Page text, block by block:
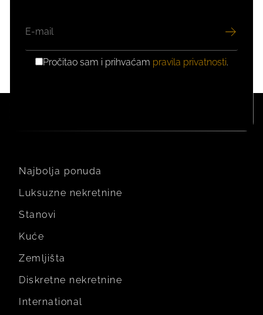
GDPRPročitao sam i prihvaćam pravila privatnosti.
Najbolja ponuda
Luksuzne nekretnine
Stanovi
Kuće
Zemljišta
Diskretne nekretnine
International